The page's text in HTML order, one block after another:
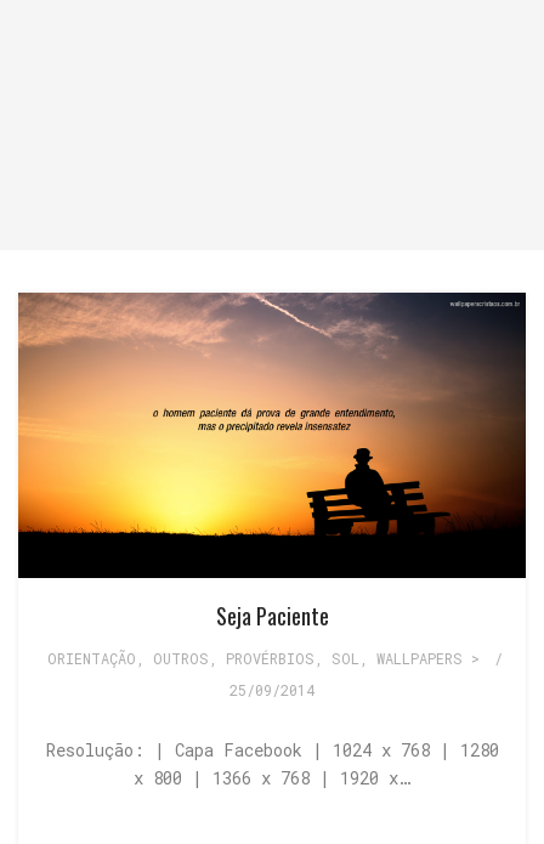
Seja Paciente
ORIENTAÇÃO OUTROS PROVÉRBIOS SOL WALLPAPERS >
/
25/09/2014
Resolução: | Capa Facebook | 1024 x 768 | 1280
x 800 | 1366 x 768 | 1920 x…